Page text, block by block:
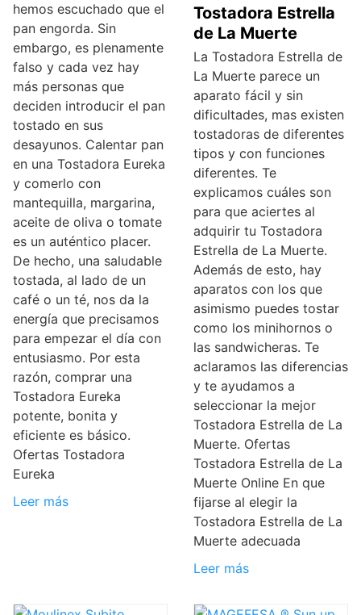
hemos escuchado que el
pan engorda. Sin
embargo, es plenamente
falso y cada vez hay
más personas que
deciden introducir el pan
tostado en sus
desayunos. Calentar pan
en una Tostadora Eureka
y comerlo con
mantequilla, margarina,
aceite de oliva o tomate
es un auténtico placer.
De hecho, una saludable
tostada, al lado de un
café o un té, nos da la
energía que precisamos
para empezar el día con
entusiasmo. Por esta
razón, comprar una
Tostadora Eureka
potente, bonita y
eficiente es básico.
Ofertas Tostadora
Eureka
Leer más
Tostadora Estrella
de La Muerte
La Tostadora Estrella de
La Muerte parece un
aparato fácil y sin
dificultades, mas existen
tostadoras de diferentes
tipos y con funciones
diferentes. Te
explicamos cuáles son
para que aciertes al
adquirir tu Tostadora
Estrella de La Muerte.
Además de esto, hay
aparatos con los que
asimismo puedes tostar
como los minihornos o
las sandwicheras. Te
aclaramos las diferencias
y te ayudamos a
seleccionar la mejor
Tostadora Estrella de La
Muerte. Ofertas
Tostadora Estrella de La
Muerte Online En que
fijarse al elegir la
Tostadora Estrella de La
Muerte adecuada
Leer más